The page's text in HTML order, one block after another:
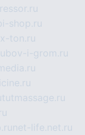
shop.ru
x-ton.ru
i-grom.ru
tutmassage.ru
net-life.net.ru